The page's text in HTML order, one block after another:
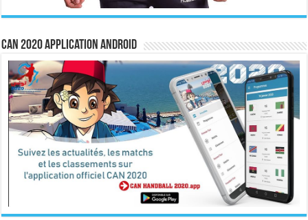
CAN 2020 Application Android